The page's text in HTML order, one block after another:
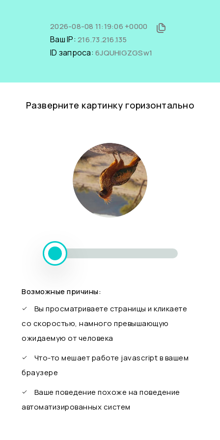
2026-08-08 11:19:06 +0000
Ваш IP: 216.73.216.135
ID запроса: 6JQUHIGZGSw1
Разверните картинку горизонтально
Возможные причины:
Вы просматриваете страницы и кликаете
со скоростью, намного превышающую
ожидаемую от человека
Что-то мешает работе javascript в вашем
браузере
Ваше поведение похоже на поведение
автоматизированных систем